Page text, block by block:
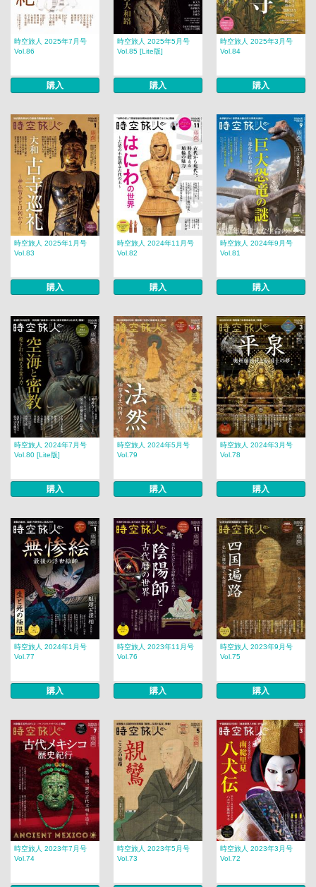
時空旅人 2025年7月号
Vol.86
購入
時空旅人 2025年5月号
Vol.85 [Lite版]
購入
時空旅人 2025年3月号
Vol.84
購入
時空旅人 2025年1月号
Vol.83
購入
時空旅人 2024年11月号
Vol.82
購入
時空旅人 2024年9月号
Vol.81
購入
時空旅人 2024年7月号
Vol.80 [Lite版]
購入
時空旅人 2024年5月号
Vol.79
購入
時空旅人 2024年3月号
Vol.78
購入
時空旅人 2024年1月号
Vol.77
購入
時空旅人 2023年11月号
Vol.76
購入
時空旅人 2023年9月号
Vol.75
購入
時空旅人 2023年7月号
Vol.74
時空旅人 2023年5月号
Vol.73
時空旅人 2023年3月号
Vol.72